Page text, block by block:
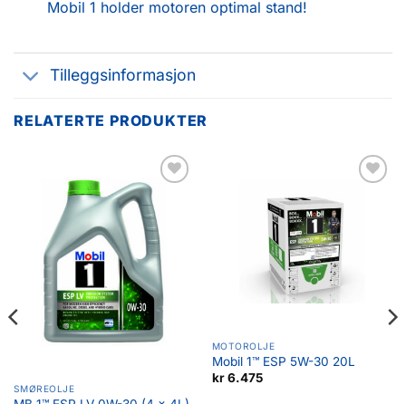
Mobil 1 holder motoren optimal stand!
Tilleggsinformasjon
RELATERTE PRODUKTER
Legg til
favoritter
SMØREOLJE
favoritter
MOTOROLJE
Mobil 1™ ESP 5W-30 20L
kr6.475